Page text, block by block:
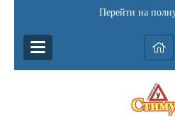
Перейти на